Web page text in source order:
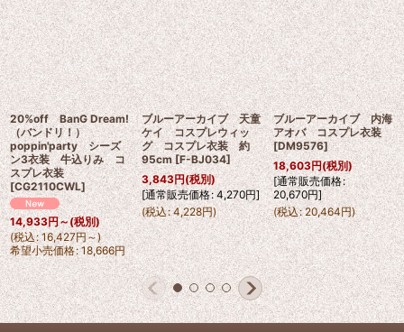
20%off BanG Dream!
（バンドリ！）
poppin'party シーズ
ン3衣装 牛込りみ コ
スプレ衣装
[CG2110CWL]
14,933円～(税別)
(税込: 16,427円～)
希望小売価格: 18,666円
ブルーアーカイブ 天童
ケイ コスプレウィッ
グ コスプレ衣装 約
95cm [F-BJ034]
3,843円(税別)
[通常販売価格: 4,270円]
(税込: 4,228円)
ブルーアーカイブ 内海
アオバ コスプレ衣装
[DM9576]
18,603円(税別)
[通常販売価格:
20,670円]
(税込: 20,464円)